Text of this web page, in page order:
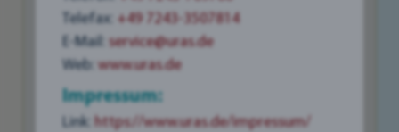
sondern bieten auch eine Vielzahl an kreativen
Gestaltungsmöglichkeiten. Sie ermöglichen es
dir, deine Marke auf eine einzigartige Weise zu
schonen.
Telefax: +49 7243-3507814
E-Mail: service@uras.de
Web: www.uras.de
Impressum:
Link: https://www.uras.de/impressum/